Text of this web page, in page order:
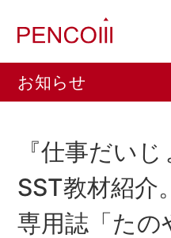
お知らせ
『仕事だい
SST教材紹介
専用誌「たの